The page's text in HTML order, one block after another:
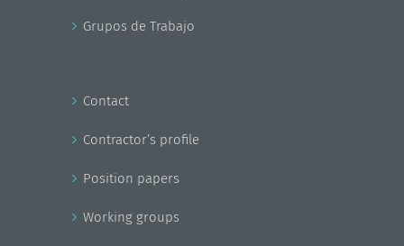
Grupos de Trabajo
Contact
Contractor’s profile
Position papers
Working groups